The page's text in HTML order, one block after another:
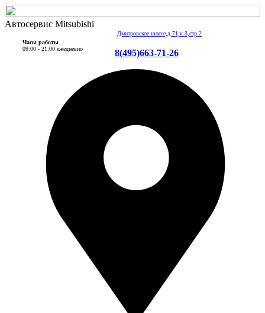
Автосервис Mitsubishi
Дмитровское шоссе,д.71,к.3,стр.2
Часы работы
09:00 - 21:00 ежедневно
8(495)663-71-26